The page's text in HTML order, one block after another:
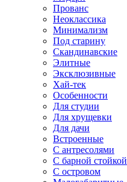
Прованс
Неоклассика
Минимализм
Под старину
Скандинавские
Элитные
Эксклюзивные
Хай-тек
Особенности
Для студии
Для хрущевки
Для дачи
Встроенные
С антресолями
С барной стойкой
С островом